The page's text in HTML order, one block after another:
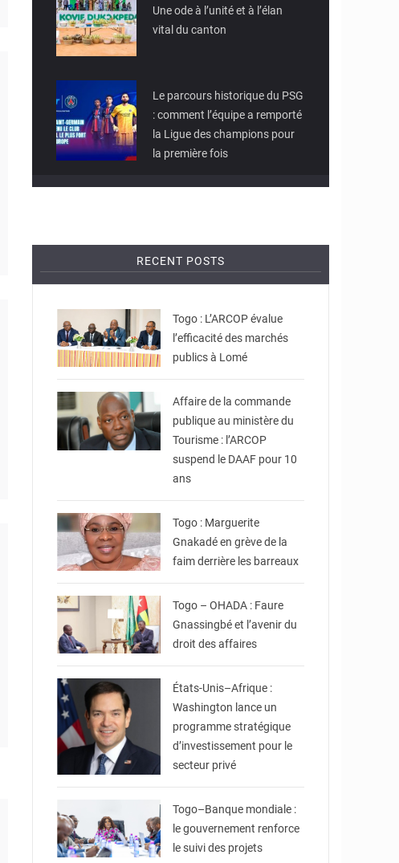
Une ode à l’unité et à l’élan
vital du canton
Le parcours historique du PSG
: comment l’équipe a remporté
la Ligue des champions pour
la première fois
RECENT POSTS
Régulation de la
Togo : L’ARCOP évalue
l’efficacité des marchés
publics à Lomé
Affaire de la commande
publique au ministère du
Tourisme : l’ARCOP
suspend le DAAF pour 10
ans
Togo : Marguerite
Gnakadé en grève de la
faim derrière les barreaux
© Présidence du
Togo – OHADA : Faure
Gnassingbé et l’avenir du
droit des affaires
© Secretary Marco
États-Unis–Afrique :
Washington lance un
programme stratégique
d’investissement pour le
secteur privé
© Sandra Ablamba
Togo–Banque mondiale :
le gouvernement renforce
le suivi des projets
© Gouvernorat
Regional Maritime -